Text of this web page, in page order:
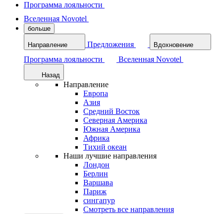
Программа лояльности
Вселенная Novotel
больше
Направление Предложения Вдохновение
Программа лояльности Вселенная Novotel
Назад
Направление
Европа
Азия
Средний Восток
Северная Америка
Южная Америка
Африка
Тихий океан
Наши лучшие направления
Лондон
Берлин
Варшава
Париж
сингапур
Смотреть все направления